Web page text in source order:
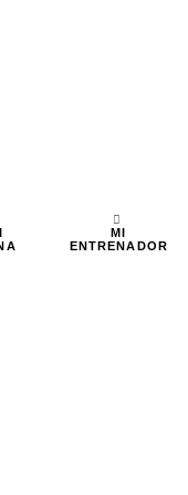
MI
ENTRENADOR